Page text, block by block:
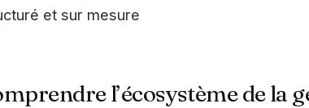
et sur mesure
l’écosystème de la